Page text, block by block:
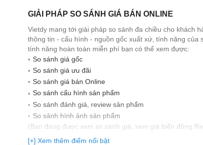
GIẢI PHÁP SO SÁNH GIÁ BÁN ONLINE
Vietdy mang tới giải pháp so sánh đa chiều cho khách
thông tin - cấu hình - nguồn gốc xuất xứ, tính năng của
tính năng hoàn toàn miễn phí bạn có thể xem được:
So sánh giá gốc
So sánh giá ưu đãi
So sánh giá bán Online
So sánh cấu hình sản phẩm
So sánh đánh giá, review sản phẩm
So sảnh hình ảnh sản phẩm
(Bạn đang được xem so sánh giá, xem giá biến động
nhất)
[+] Xem thêm điểm nổi bật